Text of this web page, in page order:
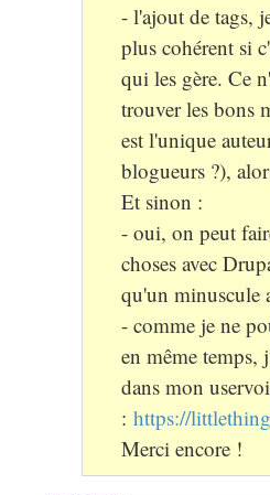
- l'ajout de tags,
plus cohérent si
qui les gère. Ce
trouver les bons
est l'unique
blogueurs ?),
Et sinon :
- oui, on peut
choses avec
qu'un minuscule
- comme je ne
en même temps,
dans mon
: https://
Merci encore !